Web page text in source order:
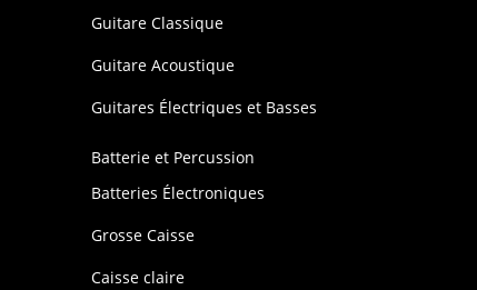
Guitare Classique
Guitare Acoustique
Guitares Électriques et Basses
Batterie et Percussion
Batteries Électroniques
Grosse Caisse
Caisse claire